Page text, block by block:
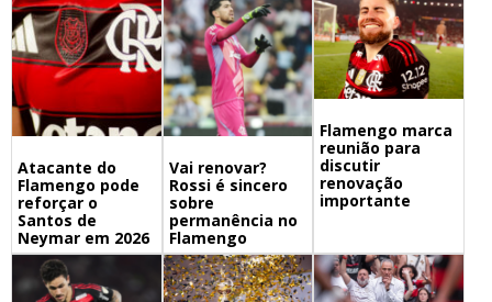
Atacante do
Flamengo pode
reforçar o
Santos de
Neymar em 2026
Vai renovar?
Rossi é sincero
sobre
permanência no
Flamengo
Flamengo marca
reunião para
discutir
renovação
importante